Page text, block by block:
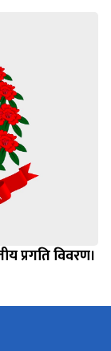
प्रगति विवरण।